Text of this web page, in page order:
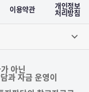
이용약관 개인정보
처리방침
아닌
과 자금 운영이